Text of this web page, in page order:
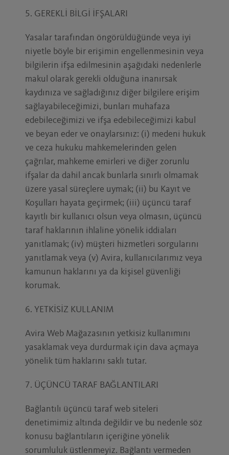
5. GEREKLİ BİLGİ İFŞALARI
Yasalar tarafından öngörüldüğünde veya iyi
niyetle böyle bir erişimin engellenmesinin veya
bilgilerin ifşa edilmesinin aşağıdaki nedenlerle
makul olarak gerekli olduğuna inanırsak
kaydınıza ve sağladığınız diğer bilgilere erişim
sağlayabileceğimizi, bunları muhafaza
edebileceğimizi ve ifşa edebileceğimizi kabul
ve beyan eder ve onaylarsınız: (i) medeni hukuk
ve ceza hukuku mahkemelerinden gelen
çağrılar, mahkeme emirleri ve diğer zorunlu
ifşalar da dahil ancak bunlarla sınırlı olmamak
üzere yasal süreçlere uymak; (ii) bu Kayıt ve
Koşulları hayata geçirmek; (iii) üçüncü taraf
kayıtlı bir kullanıcı olsun veya olmasın, üçüncü
taraf haklarının ihlaline yönelik iddiaları
yanıtlamak; (iv) müşteri hizmetleri sorgularını
yanıtlamak veya (v) Avira, kullanıcılarımız veya
kamunun haklarını ya da kişisel güvenliği
korumak.
6. YETKİSİZ KULLANIM
Avira Web Mağazasının yetkisiz kullanımını
yasaklamak veya durdurmak için dava açmaya
yönelik tüm haklarını saklı tutar.
7. ÜÇÜNCÜ TARAF BAĞLANTILARI
Bağlantılı üçüncü taraf web siteleri
denetimimiz altında değildir ve bu nedenle söz
konusu bağlantıların içeriğine yönelik
sorumluluk üstlenmeyiz. Bağlantı vermeden